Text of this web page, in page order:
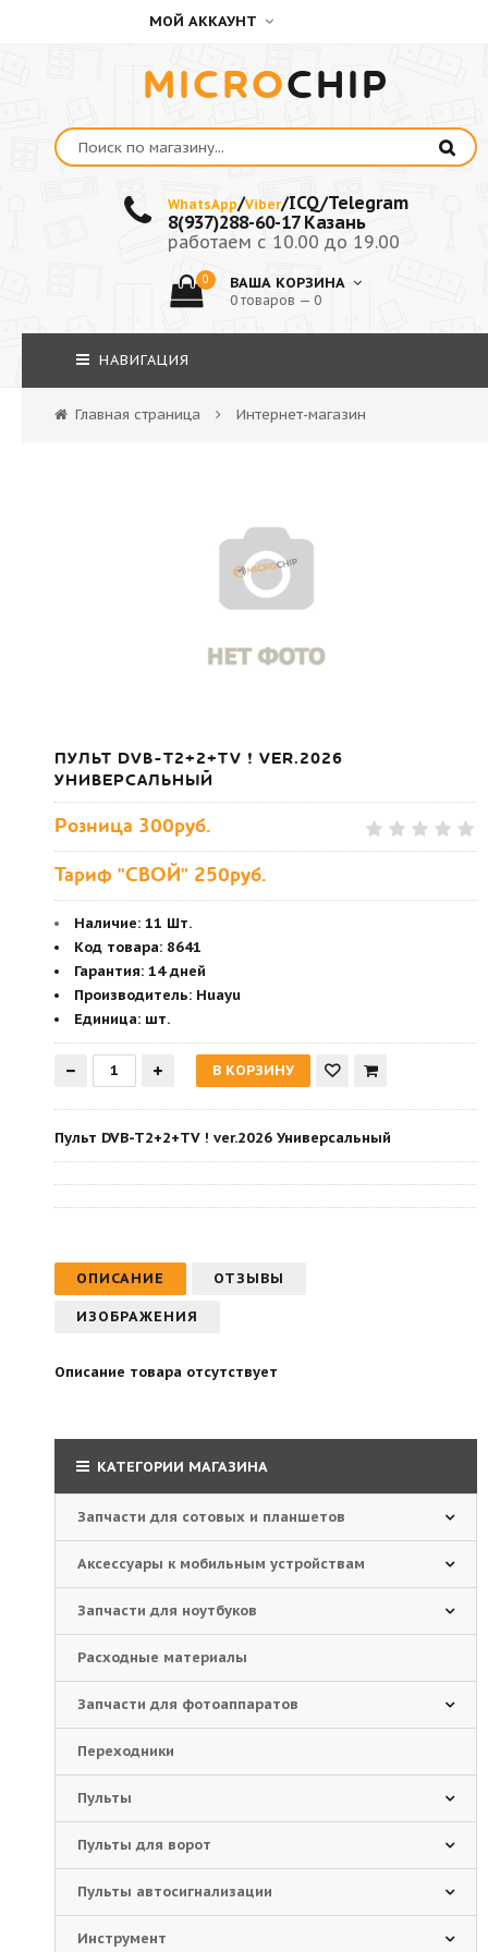
МОЙ АККАУНТ
MICROCHIP
WhatsApp/Viber/ICQ/Telegram
8(937)288-60-17 Казань
работаем с 10.00 до 19.00
0 ВАША КОРЗИНА
0 товаров — 0
НАВИГАЦИЯ
Главная страница Интернет-магазин
ПУЛЬТ DVB-T2+2+TV ! VER.2026
УНИВЕРСАЛЬНЫЙ
Розница 300руб.
Тариф "СВОЙ" 250руб.
Наличие: 11 Шт.
Код товара: 8641
Гарантия: 14 дней
Производитель: Huayu
Единица: шт.
Пульт DVB-T2+2+TV ! ver.2026 Универсальный
ОПИСАНИЕ ОТЗЫВЫ
ИЗОБРАЖЕНИЯ
Описание товара отсутствует
КАТЕГОРИИ МАГАЗИНА
Запчасти для сотовых и планшетов
Аксессуары к мобильным устройствам
Запчасти для ноутбуков
Расходные материалы
Запчасти для фотоаппаратов
Переходники
Пульты
Пульты для ворот
Пульты автосигнализации
Инструмент